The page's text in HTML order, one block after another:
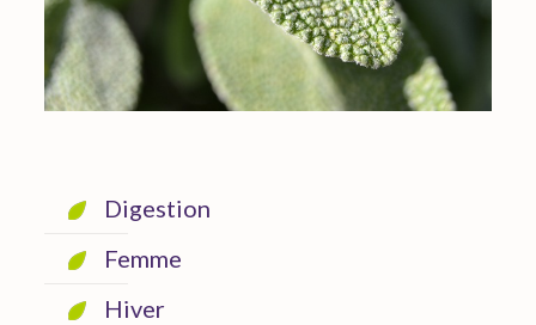
Digestion
Femme
Hiver